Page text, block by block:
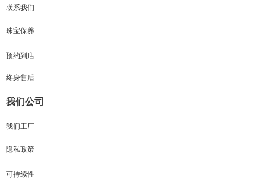
联系我们
珠宝保养
预约到店
终身售后
我们公司
我们工厂
隐私政策
可持续性